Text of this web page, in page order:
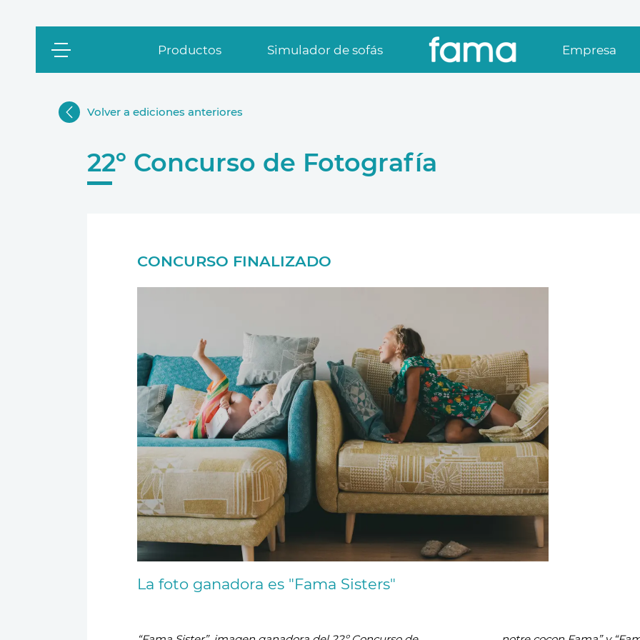
Productos Simulador de sofás Empresa
Volver a ediciones anteriores
22º Concurso de Fotografía
CONCURSO FINALIZADO
La foto ganadora es "Fama Sisters"